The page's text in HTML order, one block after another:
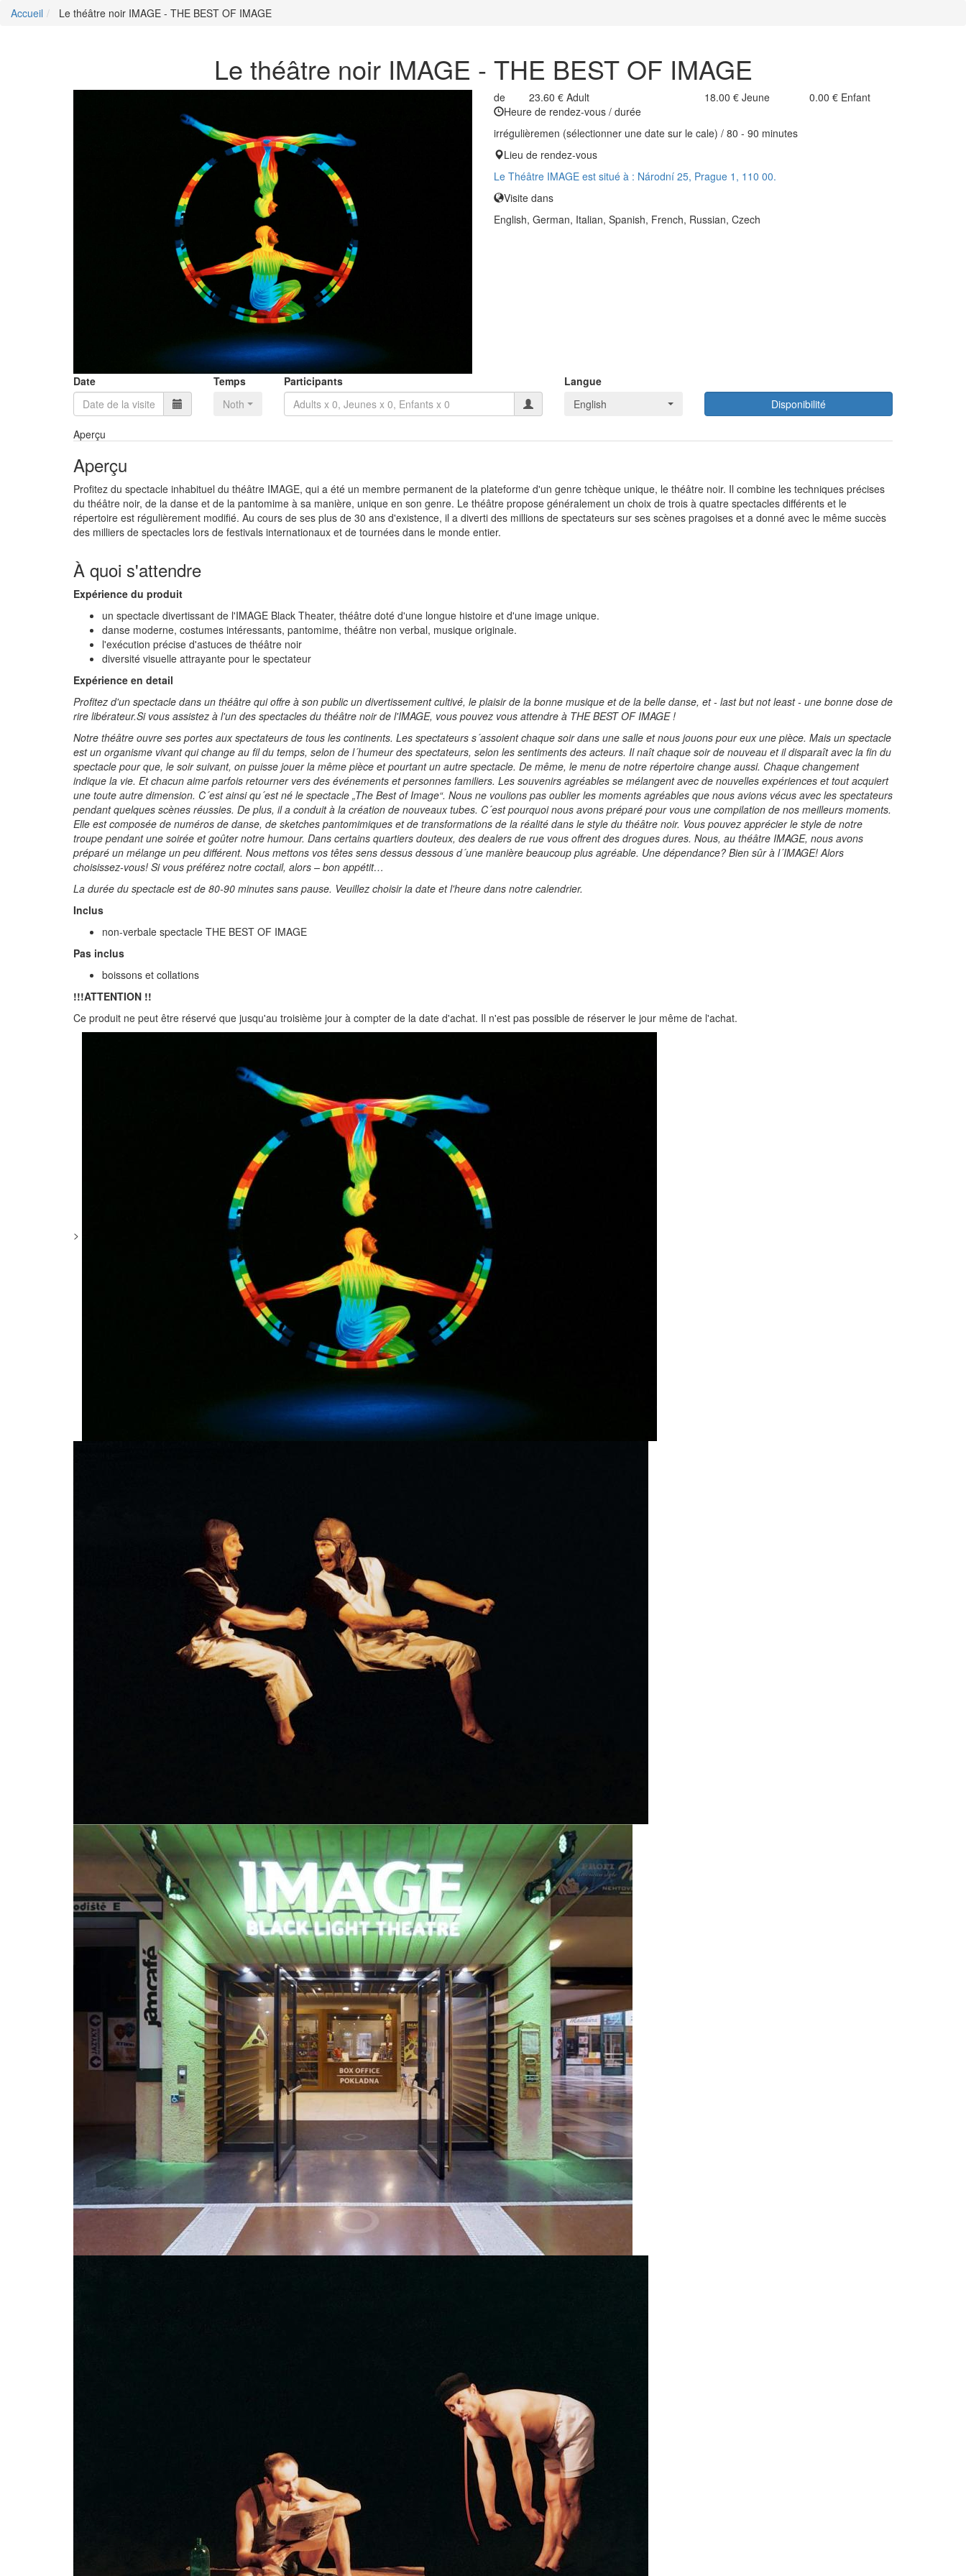
Accueil Le théâtre noir IMAGE - THE BEST OF IMAGE
Le théâtre noir IMAGE - THE BEST OF IMAGE
de 23.60 € Adult 18.00 € Jeune 0.00 € Enfant
Heure de rendez-vous / durée
irrégulièremen (sélectionner une date sur le cale) / 80 - 90 minutes
Lieu de rendez-vous
Le Théâtre IMAGE est situé à : Národní 25, Prague 1, 110 00.
Visite dans
English, German, Italian, Spanish, French, Russian, Czech
Date
Temps
Nothing selected
Participants
Langue
English
Disponibilité
Aperçu
Aperçu
Profitez du spectacle inhabituel du théâtre IMAGE, qui a été un membre permanent de la plateforme d'un genre tchèque unique, le théâtre noir. Il combine les techniques précises
du théâtre noir, de la danse et de la pantomime à sa manière, unique en son genre. Le théâtre propose généralement un choix de trois à quatre spectacles différents et le
répertoire est régulièrement modifié. Au cours de ses plus de 30 ans d'existence, il a diverti des millions de spectateurs sur ses scènes pragoises et a donné avec le même succès
des milliers de spectacles lors de festivals internationaux et de tournées dans le monde entier.
À quoi s'attendre
Expérience du produit
un spectacle divertissant de l'IMAGE Black Theater, théâtre doté d'une longue histoire et d'une image unique.
danse moderne, costumes intéressants, pantomime, théâtre non verbal, musique originale.
l'exécution précise d'astuces de théâtre noir
diversité visuelle attrayante pour le spectateur
Expérience en detail
Profitez d'un spectacle dans un théâtre qui offre à son public un divertissement cultivé, le plaisir de la bonne musique et de la belle danse, et - last but not least - une bonne dose de
rire libérateur.Si vous assistez à l'un des spectacles du théâtre noir de l'IMAGE, vous pouvez vous attendre à THE BEST OF IMAGE !
Notre théâtre ouvre ses portes aux spectateurs de tous les continents. Les spectateurs s´assoient chaque soir dans une salle et nous jouons pour eux une pièce. Mais un spectacle
est un organisme vivant qui change au fil du temps, selon de l´humeur des spectateurs, selon les sentiments des acteurs. Il naît chaque soir de nouveau et il disparaît avec la fin du
spectacle pour que, le soir suivant, on puisse jouer la même pièce et pourtant un autre spectacle. De même, le menu de notre répertoire change aussi. Chaque changement
indique la vie. Et chacun aime parfois retourner vers des événements et personnes familiers. Les souvenirs agréables se mélangent avec de nouvelles expériences et tout acquiert
une toute autre dimension. C´est ainsi qu´est né le spectacle „The Best of Image“. Nous ne voulions pas oublier les moments agréables que nous avions vécus avec les spectateurs
pendant quelques scènes réussies. De plus, il a conduit à la création de nouveaux tubes. C´est pourquoi nous avons préparé pour vous une compilation de nos meilleurs moments.
Elle est composée de numéros de danse, de sketches pantomimiques et de transformations de la réalité dans le style du théâtre noir. Vous pouvez apprécier le style de notre
troupe pendant une soirée et goûter notre humour. Dans certains quartiers douteux, des dealers de rue vous offrent des drogues dures. Nous, au théâtre IMAGE, nous avons
préparé un mélange un peu différent. Nous mettons vos têtes sens dessus dessous d´une manière beaucoup plus agréable. Une dépendance? Bien sûr à l´IMAGE! Alors
choisissez-vous! Si vous préférez notre coctail, alors – bon appétit…
La durée du spectacle est de 80-90 minutes sans pause. Veuillez choisir la date et l'heure dans notre calendrier.
Inclus
non-verbale spectacle THE BEST OF IMAGE
Pas inclus
boissons et collations
!!!ATTENTION !!
Ce produit ne peut être réservé que jusqu'au troisième jour à compter de la date d'achat. Il n'est pas possible de réserver le jour même de l'achat.
>